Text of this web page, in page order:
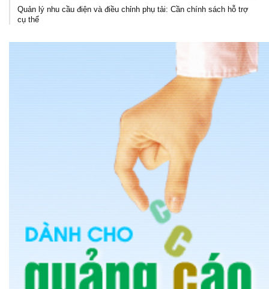
Quản lý nhu cầu điện và điều chỉnh phụ tải: Cần chính sách hỗ trợ
cụ thể